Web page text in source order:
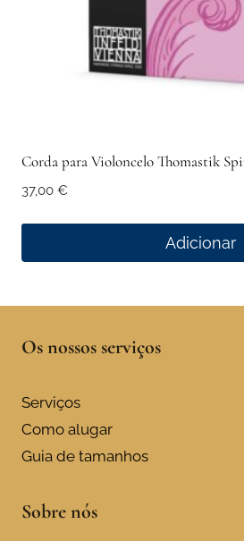
Corda para Violoncelo Thomastik
37,00 €
Adicionar
Os nossos serviços
Serviços
Como alugar
Guia de tamanhos
Sobre nós